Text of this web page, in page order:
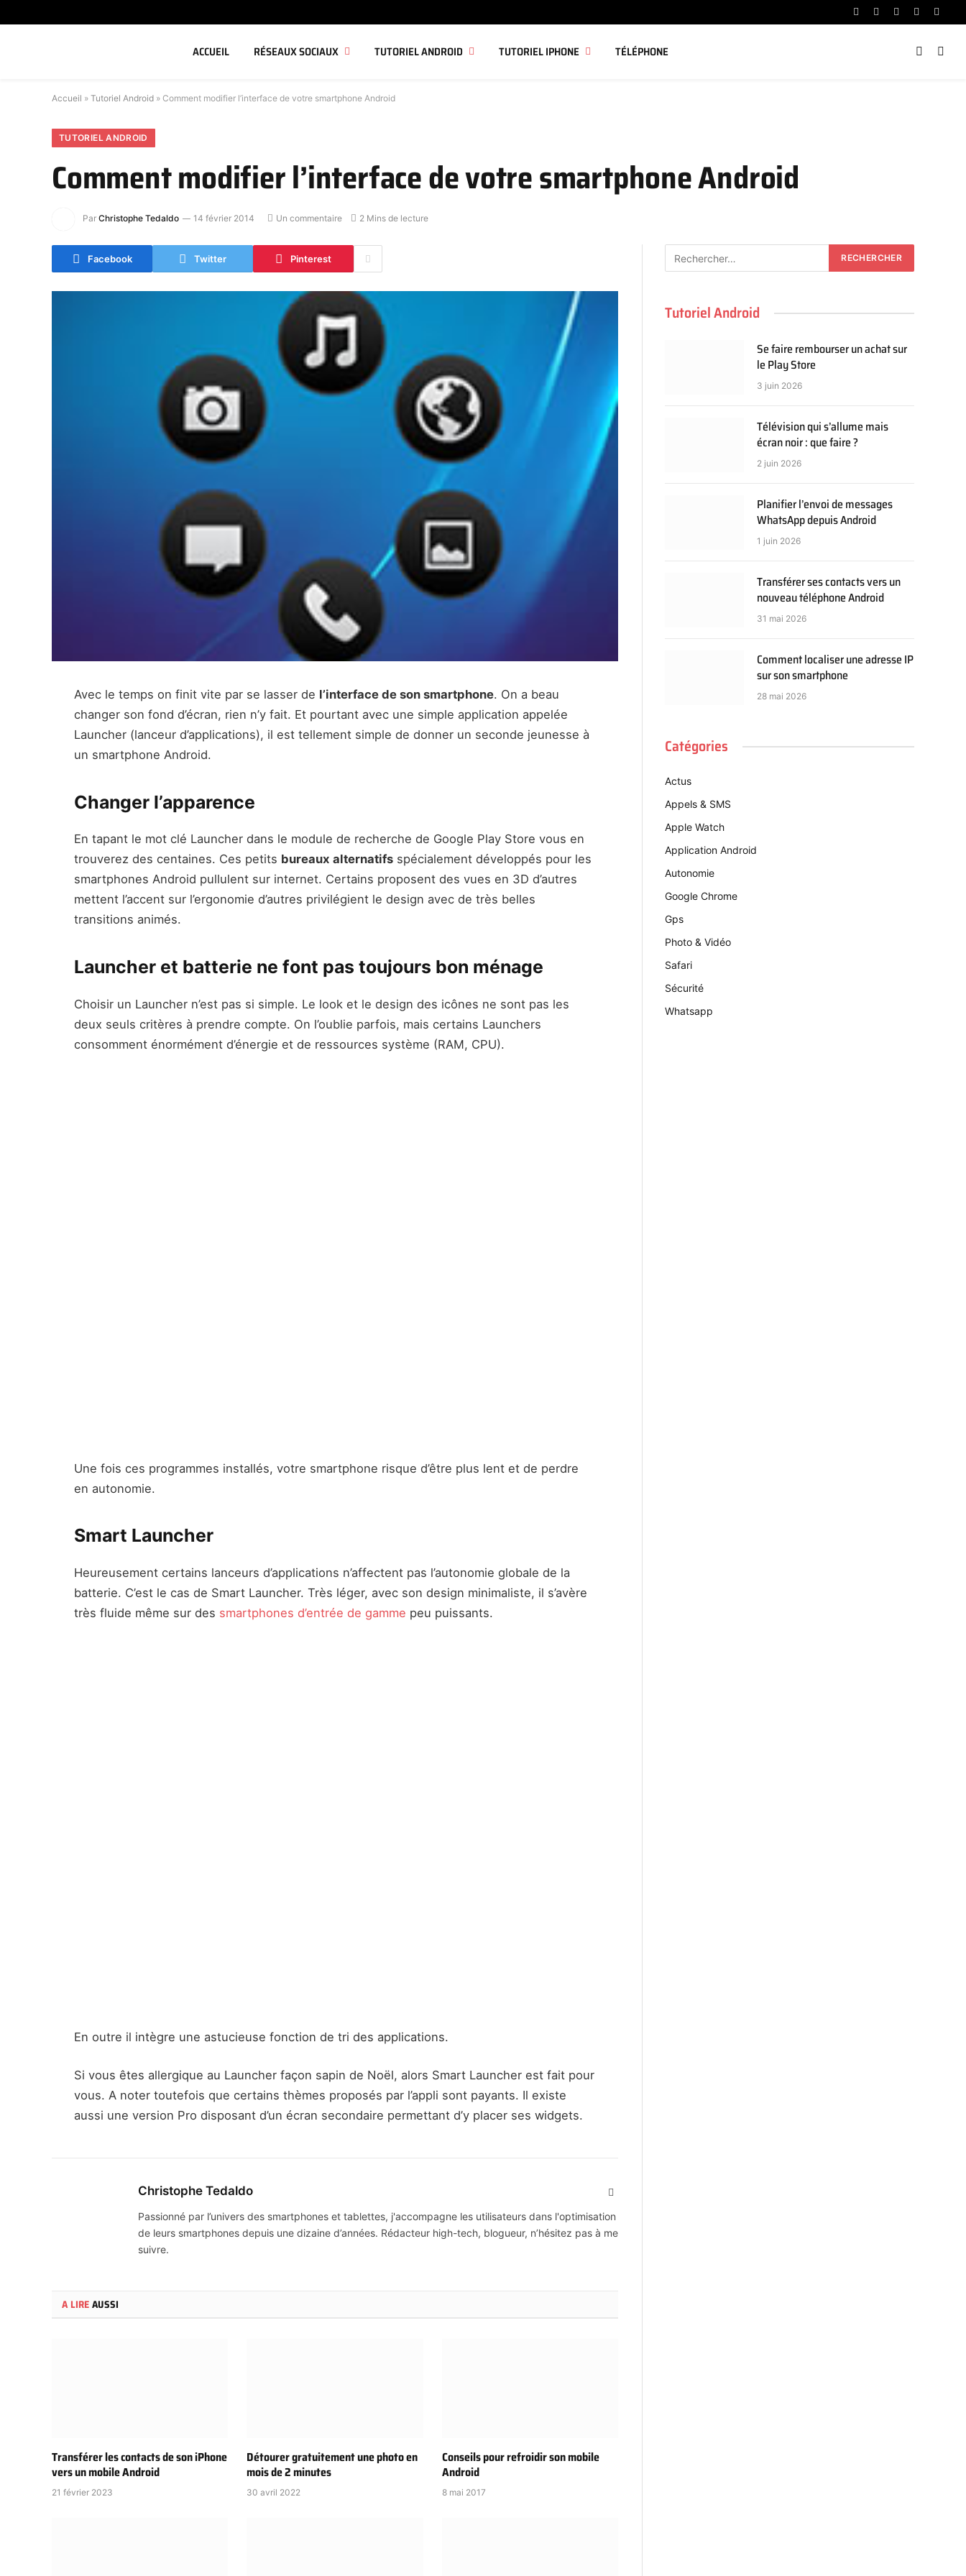
Facebook
X
Instagram
YouTube
ACCUEIL RÉSEAUX SOCIAUX TUTORIEL ANDROID TUTORIEL IPHONE TÉLÉPHONE
Accueil » Tutoriel Android » Comment modifier l’interface de votre smartphone Android
TUTORIEL ANDROID
Comment modifier l’interface de votre smartphone Android
Par Christophe Tedaldo 14 février 2014 Un commentaire 2 Mins de lecture
Facebook Twitter Pinterest
Avec le temps on finit vite par se lasser de l’interface de son smartphone. On a beau
changer son fond d’écran, rien n’y fait. Et pourtant avec une simple application appelée
Launcher (lanceur d’applications), il est tellement simple de donner un seconde jeunesse à
un smartphone Android.
Changer l’apparence
En tapant le mot clé Launcher dans le module de recherche de Google Play Store vous en
trouverez des centaines. Ces petits bureaux alternatifs spécialement développés pour les
smartphones Android pullulent sur internet. Certains proposent des vues en 3D d’autres
mettent l’accent sur l’ergonomie d’autres privilégient le design avec de très belles
transitions animés.
Launcher et batterie ne font pas toujours bon ménage
Choisir un Launcher n’est pas si simple. Le look et le design des icônes ne sont pas les
deux seuls critères à prendre compte. On l’oublie parfois, mais certains Launchers
consomment énormément d’énergie et de ressources système (RAM, CPU).
Une fois ces programmes installés, votre smartphone risque d’être plus lent et de perdre
en autonomie.
Smart Launcher
Heureusement certains lanceurs d’applications n’affectent pas l’autonomie globale de la
batterie. C’est le cas de Smart Launcher. Très léger, avec son design minimaliste, il s’avère
très fluide même sur des smartphones d’entrée de gamme peu puissants.
En outre il intègre une astucieuse fonction de tri des applications.
Si vous êtes allergique au Launcher façon sapin de Noël, alors Smart Launcher est fait pour
vous. A noter toutefois que certains thèmes proposés par l’appli sont payants. Il existe
aussi une version Pro disposant d’un écran secondaire permettant d’y placer ses widgets.
Christophe Tedaldo
Passionné par l’univers des smartphones et tablettes, j'accompagne les utilisateurs dans l'optimisation
de leurs smartphones depuis une dizaine d’années. Rédacteur high-tech, blogueur, n’hésitez pas à me
suivre.
A LIREAUSSI
Transférer les contacts de son iPhone
vers un mobile Android
21 février 2023
Détourer gratuitement une photo en
mois de 2 minutes
30 avril 2022
Conseils pour refroidir son mobile
Android
8 mai 2017
Tutoriel Android
Se faire rembourser un achat sur
le Play Store
3 juin 2026
Télévision qui s’allume mais
écran noir : que faire ?
2 juin 2026
Planifier l’envoi de messages
WhatsApp depuis Android
1 juin 2026
Transférer ses contacts vers un
nouveau téléphone Android
31 mai 2026
Comment localiser une adresse IP
sur son smartphone
28 mai 2026
Catégories
Actus
Appels & SMS
Apple Watch
Application Android
Autonomie
Google Chrome
Gps
Photo & Vidéo
Safari
Sécurité
Whatsapp